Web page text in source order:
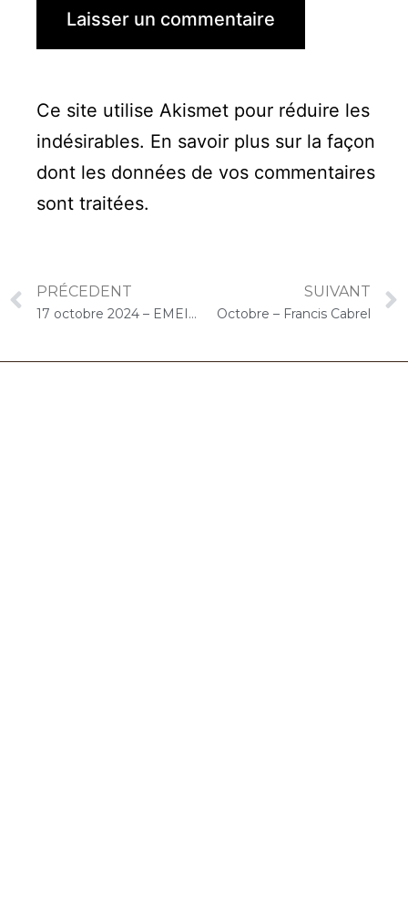
Ce site utilise Akismet pour réduire les
indésirables. En savoir plus sur la façon
dont les données de vos commentaires
sont traitées.
PRÉCEDENT
17 octobre 2024 – EMEIS Les Trois Lions (Crosne) : Concert « Cello Solo »
SUIVANT
Octobre – Francis Cabrel